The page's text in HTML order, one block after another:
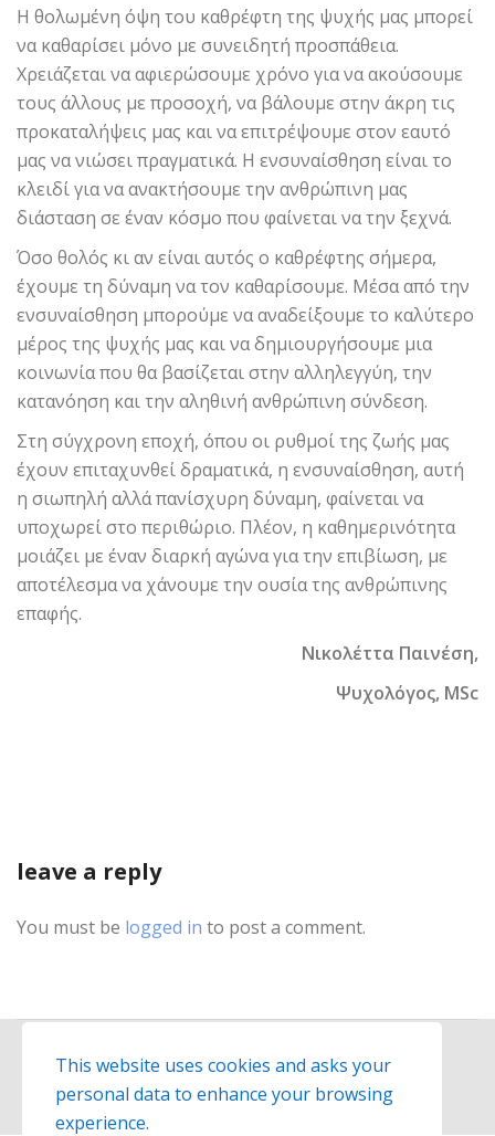
Η θολωμένη όψη του καθρέφτη της ψυχής μας μπορεί
να καθαρίσει μόνο με συνειδητή προσπάθεια.
Χρειάζεται να αφιερώσουμε χρόνο για να ακούσουμε
τους άλλους με προσοχή, να βάλουμε στην άκρη τις
προκαταλήψεις μας και να επιτρέψουμε στον εαυτό
μας να νιώσει πραγματικά. Η ενσυναίσθηση είναι το
κλειδί για να ανακτήσουμε την ανθρώπινη μας
διάσταση σε έναν κόσμο που φαίνεται να την ξεχνά.
Όσο θολός κι αν είναι αυτός ο καθρέφτης σήμερα,
έχουμε τη δύναμη να τον καθαρίσουμε. Μέσα από την
ενσυναίσθηση μπορούμε να αναδείξουμε το καλύτερο
μέρος της ψυχής μας και να δημιουργήσουμε μια
κοινωνία που θα βασίζεται στην αλληλεγγύη, την
κατανόηση και την αληθινή ανθρώπινη σύνδεση.
Στη σύγχρονη εποχή, όπου οι ρυθμοί της ζωής μας
έχουν επιταχυνθεί δραματικά, η ενσυναίσθηση, αυτή
η σιωπηλή αλλά πανίσχυρη δύναμη, φαίνεται να
υποχωρεί στο περιθώριο. Πλέον, η καθημερινότητα
μοιάζει με έναν διαρκή αγώνα για την επιβίωση, με
αποτέλεσμα να χάνουμε την ουσία της ανθρώπινης
επαφής.
Νικολέττα Παινέση,
Ψυχολόγος, MSc
leave a reply
You must be logged in to post a comment.
© 2026Exelisso website created byhit-media.gr
This website uses cookies and asks your
personal data to enhance your browsing
experience.